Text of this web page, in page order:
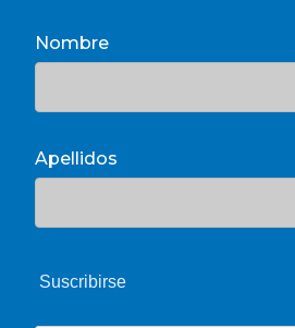
Nombre
Apellidos